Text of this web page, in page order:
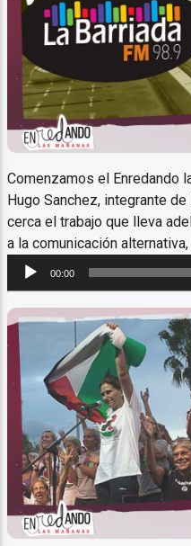
10 años
Comenzamos el Enredando
Hugo Sanchez, integrante
cerca el trabajo que lleva
a la comunicación
Reproductor
audio
00:00
Columna